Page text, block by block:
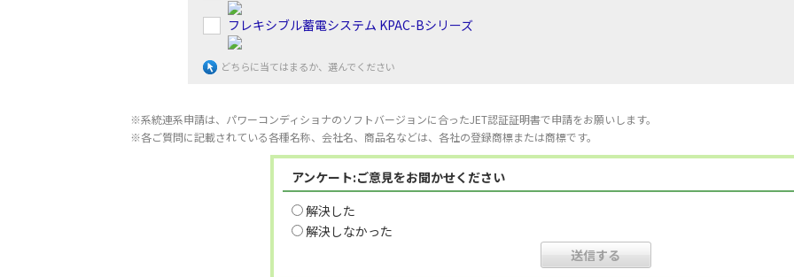
フレキシブル蓄電システム KPAC-Bシリーズ
どちらに当てはまるか、選んでください
※系統連系申請は、パワーコンディショナのソフトバージョンに合ったJET認証証明書で申請をお願いします。
※各ご質問に記載されている各種名称、会社名、商品名などは、各社の登録商標または商標です。
アンケート:ご意見をお聞かせください
解決した
解決しなかった